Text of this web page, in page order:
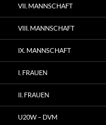
VII. MANNSCHAFT
VIII. MANNSCHAFT
IX. MANNSCHAFT
I. FRAUEN
II. FRAUEN
U20W – DVM